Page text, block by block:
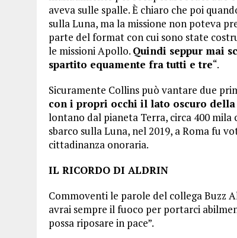
aveva sulle spalle. È chiaro che poi
sulla Luna, ma la missione non poteva
parte del format con cui sono state
le missioni Apollo. Quindi seppur mai
spartito equamente fra tutti e tre“.
Sicuramente Collins può vantare due
con i propri occhi il lato oscuro della
lontano dal pianeta Terra, circa 400
sbarco sulla Luna, nel 2019, a Roma fu
cittadinanza onoraria.
IL RICORDO DI ALDRIN
Commoventi le parole del collega Buzz
avrai sempre il fuoco per portarci
possa riposare in pace”.